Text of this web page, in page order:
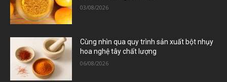
03/08/2026
Cùng nhìn qua quy trình sản xuất bột nhụy
hoa nghệ tây chất lượng
06/08/2026